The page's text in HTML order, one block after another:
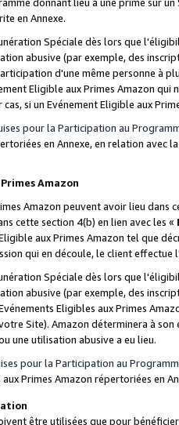
en Annexe.
Spéciale dès lors que
abusive (par exemple, des
d'une même personne à
Eligible aux Primes Amazon qui
si un Evénement Eligible aux
pour la Participation au
en Annexe, en relation avec
Amazon
Amazon peuvent avoir lieu dans
cette section 4(b) en lien avec les «
aux Primes Amazon tel que
qui en découle, le client
Spéciale dès lors que
abusive (par exemple, des
Eligibles aux Primes
Site). Amazon déterminera à
une utilisation abusive a eu lieu.
pour la Participation au
Primes Amazon répertoriées en
être utilisées que pour